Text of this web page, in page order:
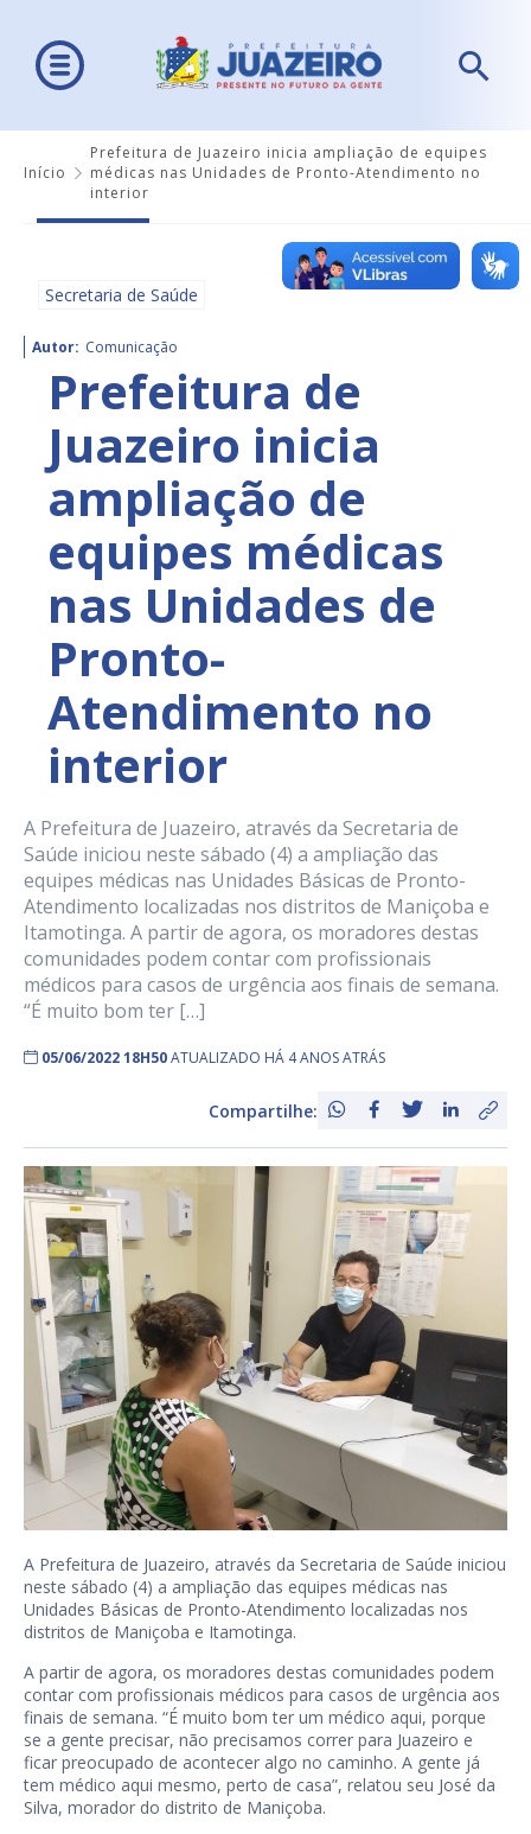
Início
Prefeitura de Juazeiro inicia ampliação de equipes
médicas nas Unidades de Pronto-Atendimento no
interior
Secretaria de Saúde
Autor: Comunicação
Prefeitura de
Juazeiro inicia
ampliação de
equipes médicas
nas Unidades de
Pronto-
Atendimento no
interior
A Prefeitura de Juazeiro, através da Secretaria de
Saúde iniciou neste sábado (4) a ampliação das
equipes médicas nas Unidades Básicas de Pronto-
Atendimento localizadas nos distritos de Maniçoba e
Itamotinga. A partir de agora, os moradores destas
comunidades podem contar com profissionais
médicos para casos de urgência aos finais de semana.
“É muito bom ter […]
05/06/2022 18H50ATUALIZADO HÁ 4 ANOS ATRÁS
Compartilhe:
A Prefeitura de Juazeiro, através da Secretaria de Saúde iniciou
neste sábado (4) a ampliação das equipes médicas nas
Unidades Básicas de Pronto-Atendimento localizadas nos
distritos de Maniçoba e Itamotinga.
A partir de agora, os moradores destas comunidades podem
contar com profissionais médicos para casos de urgência aos
finais de semana. “É muito bom ter um médico aqui, porque
se a gente precisar, não precisamos correr para Juazeiro e
ficar preocupado de acontecer algo no caminho. A gente já
tem médico aqui mesmo, perto de casa”, relatou seu José da
Silva, morador do distrito de Maniçoba.